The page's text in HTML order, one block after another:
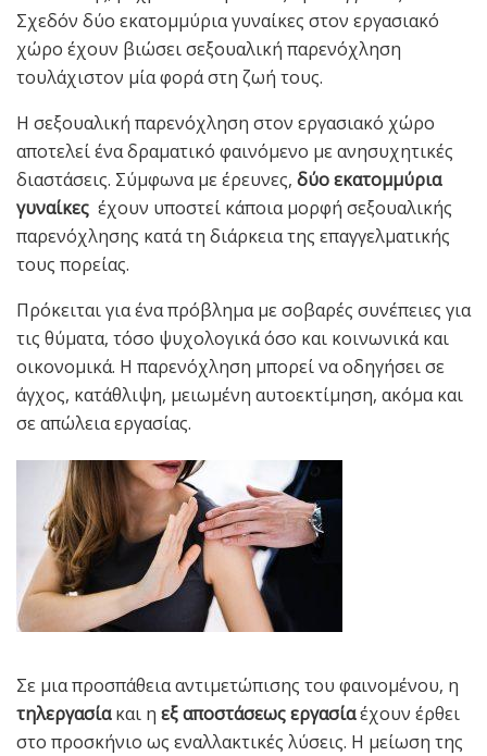
Σχεδόν δύο εκατομμύρια γυναίκες στον εργασιακό
χώρο έχουν βιώσει σεξουαλική παρενόχληση
τουλάχιστον μία φορά στη ζωή τους.
Η σεξουαλική παρενόχληση στον εργασιακό χώρο
αποτελεί ένα δραματικό φαινόμενο με ανησυχητικές
διαστάσεις. Σύμφωνα με έρευνες, δύο εκατομμύρια
γυναίκες έχουν υποστεί κάποια μορφή σεξουαλικής
παρενόχλησης κατά τη διάρκεια της επαγγελματικής
τους πορείας.
Πρόκειται για ένα πρόβλημα με σοβαρές συνέπειες για
τις θύματα, τόσο ψυχολογικά όσο και κοινωνικά και
οικονομικά. Η παρενόχληση μπορεί να οδηγήσει σε
άγχος, κατάθλιψη, μειωμένη αυτοεκτίμηση, ακόμα και
σε απώλεια εργασίας.
Σε μια προσπάθεια αντιμετώπισης του φαινομένου, η
τηλεργασίακαι η εξ αποστάσεως εργασίαέχουν έρθει
στο προσκήνιο ως εναλλακτικές λύσεις. Η μείωση της